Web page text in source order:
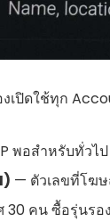
งเปิดใช้ทุก
พอสำหรับทั่วไ
— ตัวเลขที่โฆษ
คน ซื้อรุ่นรอ